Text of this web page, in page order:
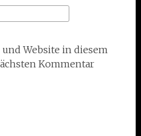
und Website in diesem
Kommentar